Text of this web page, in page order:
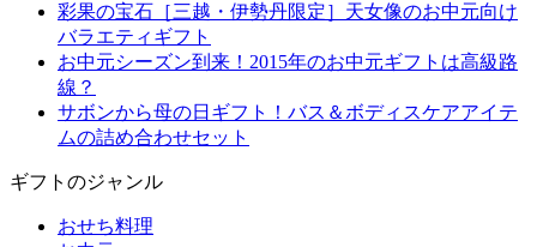
彩果の宝石［三越・伊勢丹限定］天女像のお中元向け
バラエティギフト
お中元シーズン到来！2015年のお中元ギフトは高級路
線？
サボンから母の日ギフト！バス＆ボディスケアアイテ
ムの詰め合わせセット
ギフトのジャンル
おせち料理